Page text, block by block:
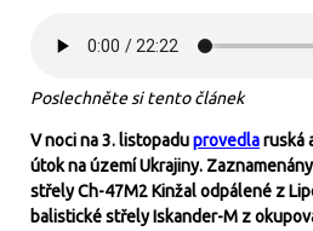
Poslechněte si tento článek
V noci na 3. listopaduprovedlaruská
útok na území Ukrajiny.
střely Ch-47M2 Kinžal odpálené z
balistické střely Iskander-M z